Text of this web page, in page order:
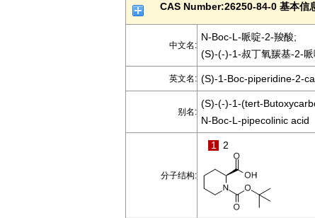
CAS Number:26250-84-0 基本信
中文名:
N-Boc-L-哌啶-2-羧酸;
(S)-(-)-1-叔丁氧羰基-2-哌
英文名: (S)-1-Boc-piperidine-2-
别名:
(S)-(-)-1-(tert-
N-Boc-L-pipecolinic acid
分子结构:
1 2